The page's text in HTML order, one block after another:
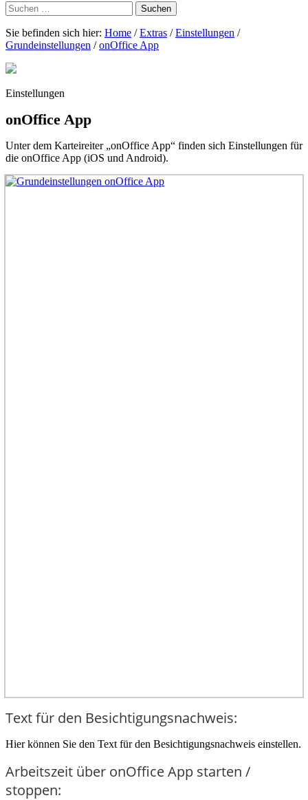
Suchen
nach:
Sie befinden sich hier: Home /Extras /Einstellungen /
Grundeinstellungen /onOffice App
Einstellungen
onOffice App
Unter dem Karteireiter „onOffice App“ finden sich Einstellungen für
die onOffice App (iOS und Android).
Text für den Besichtigungsnachweis:
Hier können Sie den Text für den Besichtigungsnachweis einstellen.
Arbeitszeit über onOffice App starten /
stoppen: